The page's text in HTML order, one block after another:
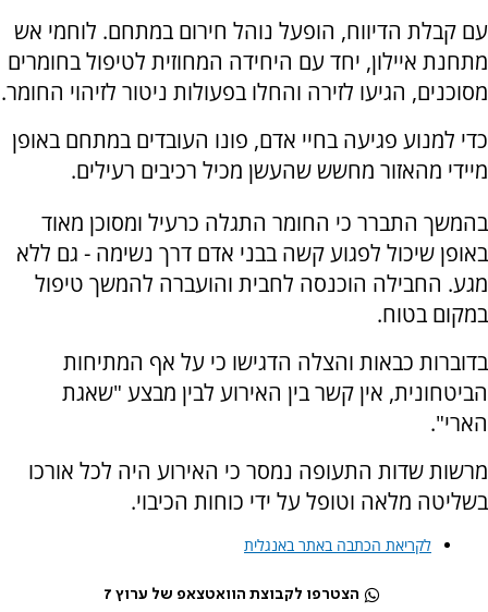
עם קבלת הדיווח, הופעל נוהל חירום במתחם. לוחמי אש
מתחנת איילון, יחד עם היחידה המחוזית לטיפול בחומרים
מסוכנים, הגיעו לזירה והחלו בפעולות ניטור לזיהוי החומר.
כדי למנוע פגיעה בחיי אדם, פונו העובדים במתחם באופן
מיידי מהאזור מחשש שהעשן מכיל רכיבים רעילים.
בהמשך התברר כי החומר התגלה כרעיל ומסוכן מאוד
באופן שיכול לפגוע קשה בבני אדם דרך נשימה - גם ללא
מגע. החבילה הוכנסה לחבית והועברה להמשך טיפול
במקום בטוח.
בדוברות כבאות והצלה הדגישו כי על אף המתיחות
הביטחונית, אין קשר בין האירוע לבין מבצע "שאגת
הארי".
מרשות שדות התעופה נמסר כי האירוע היה לכל אורכו
בשליטה מלאה וטופל על ידי כוחות הכיבוי.
לקריאת הכתבה באתר באנגלית
הצטרפו לקבוצת הוואטצאפ של ערוץ 7